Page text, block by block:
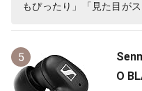
もぴったり」「見た目がス
5
O